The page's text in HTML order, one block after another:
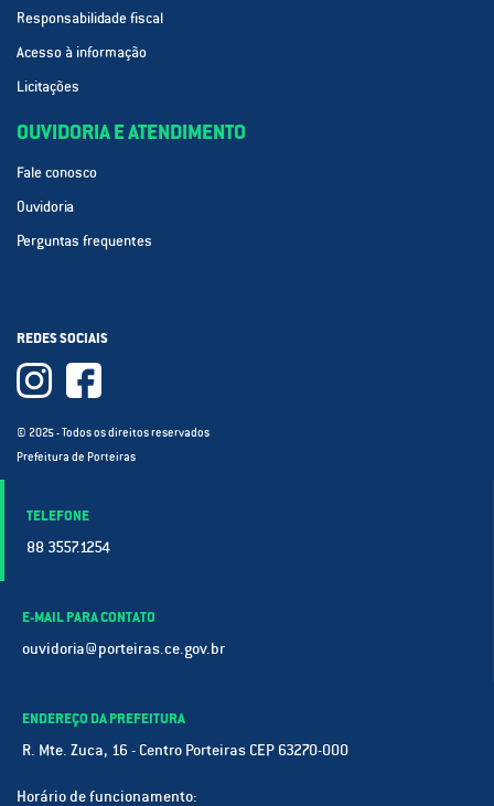
Responsabilidade fiscal
Acesso à informação
Licitações
OUVIDORIA E ATENDIMENTO
Fale conosco
Ouvidoria
Perguntas frequentes
REDES SOCIAIS
© 2025 - Todos os direitos reservados
Prefeitura de Porteiras
TELEFONE
88 3557.1254
E-MAIL PARA CONTATO
ouvidoria@porteiras.ce.gov.br
ENDEREÇO DA PREFEITURA
R. Mte. Zuca, 16 - Centro Porteiras CEP 63270-000
Horário de funcionamento: